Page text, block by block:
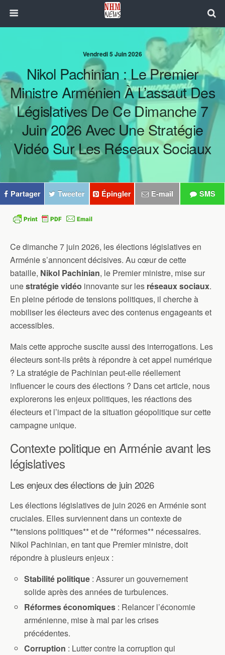
Vendredi 5 Juin 2026
Nikol Pachinian : Le Premier
Ministre Arménien À L’assaut Des
Législatives De Ce Dimanche 7
Juin 2026 Avec Une Stratégie
Vidéo Sur Les Réseaux Sociaux
Partager Tweeter Épingler E-mail SMS
Ce dimanche 7 juin 2026, les élections législatives en
Arménie s’annoncent décisives. Au cœur de cette
bataille, Nikol Pachinian, le Premier ministre, mise sur
unestratégie vidéo innovante sur les réseaux sociaux.
En pleine période de tensions politiques, il cherche à
mobiliser les électeurs avec des contenus engageants et
accessibles.
Mais cette approche suscite aussi des interrogations. Les
électeurs sont-ils prêts à répondre à cet appel numérique
? La stratégie de Pachinian peut-elle réellement
influencer le cours des élections ? Dans cet article, nous
explorerons les enjeux politiques, les réactions des
électeurs et l’impact de la situation géopolitique sur cette
campagne unique.
Contexte politique en Arménie avant les
législatives
Les enjeux des élections de juin 2026
Les élections législatives de juin 2026 en Arménie sont
cruciales. Elles surviennent dans un contexte de
**tensions politiques** et de **réformes** nécessaires.
Nikol Pachinian, en tant que Premier ministre, doit
répondre à plusieurs enjeux :
Stabilité politique : Assurer un gouvernement
solide après des années de turbulences.
Réformes économiques : Relancer l’économie
arménienne, mise à mal par les crises
précédentes.
Corruption : Lutter contre la corruption qui